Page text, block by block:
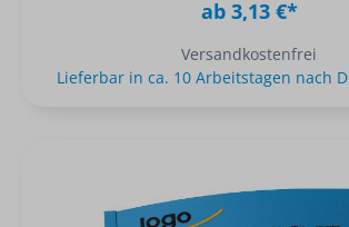
ab 3,13 €*
Versandkostenfrei
Lieferbar in ca. 10 Arbeitstagen nach